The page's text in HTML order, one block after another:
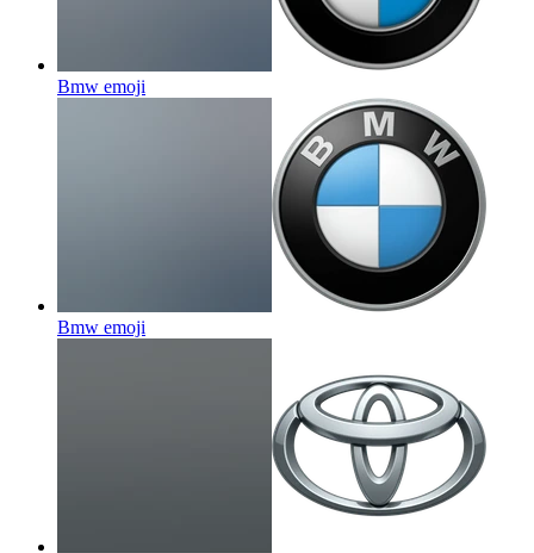
Bmw emoji
Bmw emoji